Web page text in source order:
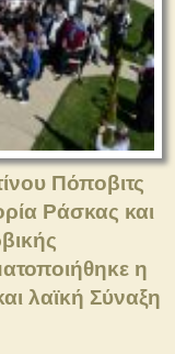
Πόποβιτς
Ράσκας και
η
λαϊκή Σύναξη